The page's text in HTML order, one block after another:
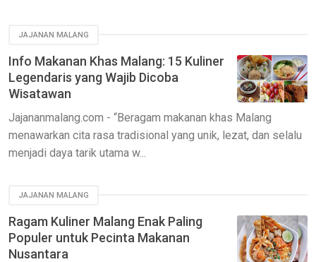
JAJANAN MALANG
Info Makanan Khas Malang: 15 Kuliner
Legendaris yang Wajib Dicoba
Wisatawan
Jajananmalang.com - “Beragam makanan khas Malang
menawarkan cita rasa tradisional yang unik, lezat, dan selalu
menjadi daya tarik utama w...
JAJANAN MALANG
Ragam Kuliner Malang Enak Paling
Populer untuk Pecinta Makanan
Nusantara